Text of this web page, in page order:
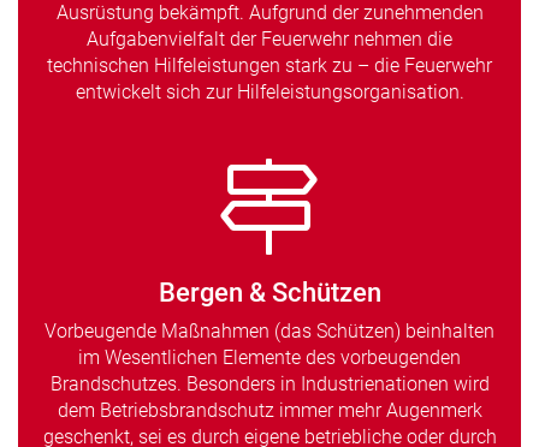
Ausrüstung bekämpft. Aufgrund der zunehmenden
Aufgabenvielfalt der Feuerwehr nehmen die
technischen Hilfeleistungen stark zu – die Feuerwehr
entwickelt sich zur Hilfeleistungsorganisation.
Bergen & Schützen
Vorbeugende Maßnahmen (das Schützen) beinhalten
im Wesentlichen Elemente des vorbeugenden
Brandschutzes. Besonders in Industrienationen wird
dem Betriebsbrandschutz immer mehr Augenmerk
geschenkt, sei es durch eigene betriebliche oder durch